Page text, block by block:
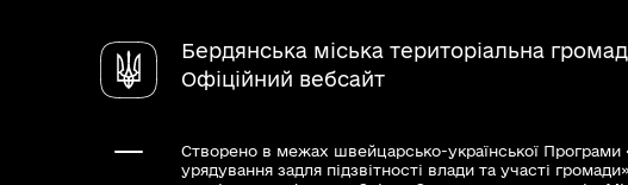
Бердянська міська територіальна
Офіційний вебсайт
Створено в межах швейцарсько-української Програми
урядування задля підзвітності влади та участі